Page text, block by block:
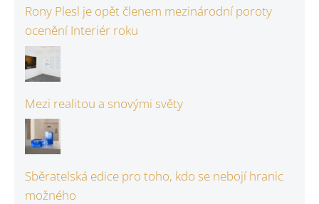
Rony Plesl je opět členem mezinárodní poroty
ocenění Interiér roku
Mezi realitou a snovými světy
Sběratelská edice pro toho, kdo se nebojí hranic
možného